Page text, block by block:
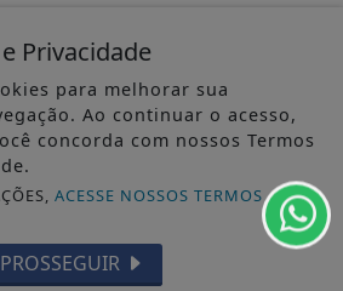
Privacidade
para melhorar sua
Ao continuar o acesso,
concorda com nossos Termos
ACESSE NOSSOS TERMOS
PROSSEGUIR